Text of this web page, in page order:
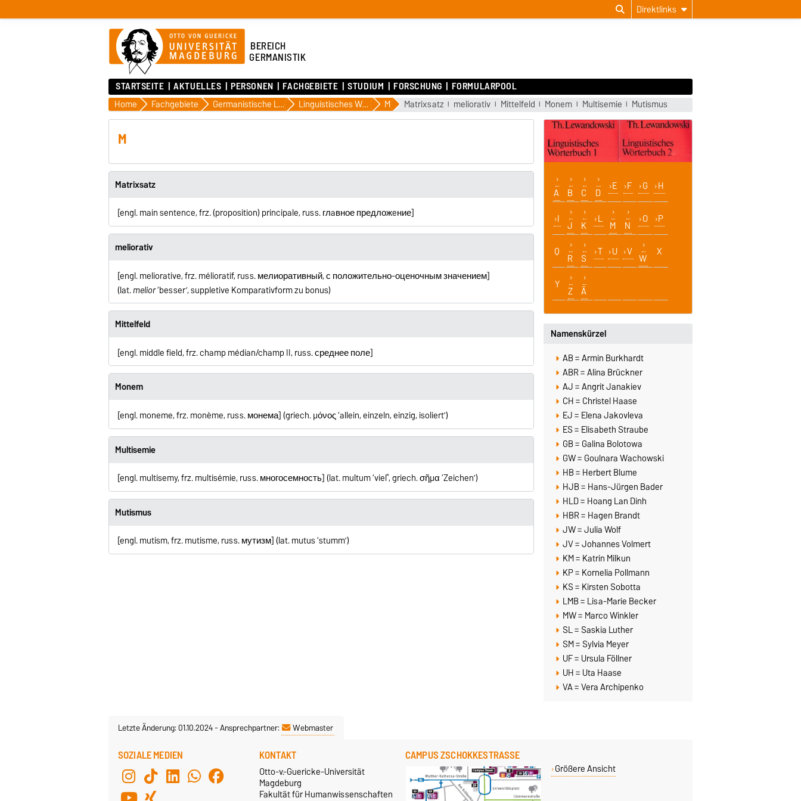
Direktlinks
BEREICH
GERMANISTIK
STARTSEITE AKTUELLES PERSONEN FACHGEBIETE STUDIUM FORSCHUNG FORMULARPOOL
Home Fachgebiete Germanistische Linguistik Linguistisches Wörterbuch von Th. Lewandowski M Matrixsatz meliorativ Mittelfeld Monem Multisemie Mutismus
M
Matrixsatz
[engl. main sentence, frz. (proposition) principale, russ. глaвное предложeние]
meliorativ
[engl. meliorative, frz. mélioratif, russ. мелиоративный, с положительно-оценочным значением]
(lat.melior‘besser’, suppletive Komparativform zu bonus)
Mittelfeld
[engl. middle field, frz. champ médian/champ II, russ.среднее поле]
Monem
[engl. moneme, frz. monème, russ.монема] (griech.μόνος‘allein, einzeln, einzig, isoliert’)
Multisemie
[engl. multisemy, frz. multisémie, russ. многосемность] (lat. multum ‘viel˚, griech. σῆμα ‘Zeichen’)
Mutismus
[engl. mutism, frz. mutisme, russ. мутизм] (lat. mutus ‘stumm’)
A B C D E F G H
I J K L M N O P
Q R S T U V W X
Y Z Ä
Namenskürzel
AB = Armin Burkhardt
ABR = Alina Brückner
AJ = Angrit Janakiev
CH = Christel Haase
EJ = Elena Jakovleva
ES = Elisabeth Straube
GB = Galina Bolotowa
GW = Goulnara Wachowski
HB = Herbert Blume
HJB = Hans-Jürgen Bader
HLD = Hoang Lan Dinh
HBR = Hagen Brandt
JW = Julia Wolf
JV = Johannes Volmert
KM = Katrin Milkun
KP = Kornelia Pollmann
KS = Kirsten Sobotta
LMB = Lisa-Marie Becker
MW = Marco Winkler
SL = Saskia Luther
SM = Sylvia Meyer
UF = Ursula Föllner
UH = Uta Haase
VA = Vera Archipenko
Letzte Änderung: 01.10.2024-Ansprechpartner: Webmaster
SOZIALE MEDIEN KONTAKT
Otto-v.-Guericke-Universität
Magdeburg
Fakultät für Humanwissenschaften
CAMPUS ZSCHOKKESTRASSE
Größere Ansicht